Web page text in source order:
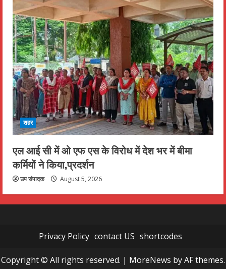
शहर
एल आई सी में ओ एफ एस के विरोध में देश भर में बीमा
कर्मियों ने किया,प्रदर्शन
उप संपादक August 5, 2026
Privacy Policy contact US shortcodes
Copyright © All rights reserved. | MoreNews by AF themes.